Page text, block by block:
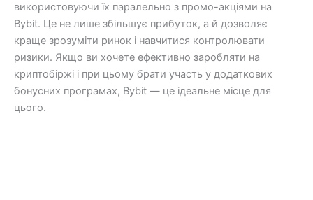
використовуючи їх паралельно з промо-акціями на
Bybit. Це не лише збільшує прибуток, а й дозволяє
краще зрозуміти ринок і навчитися контролювати
ризики. Якщо ви хочете ефективно заробляти на
криптобіржі і при цьому брати участь у додаткових
бонусних програмах, Bybit — це ідеальне місце для
цього.